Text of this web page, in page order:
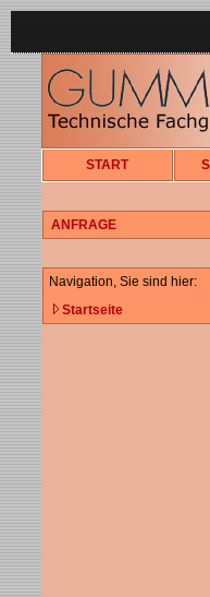
START
ANFRAGE
Navigation, Sie sind hier:
Startseite